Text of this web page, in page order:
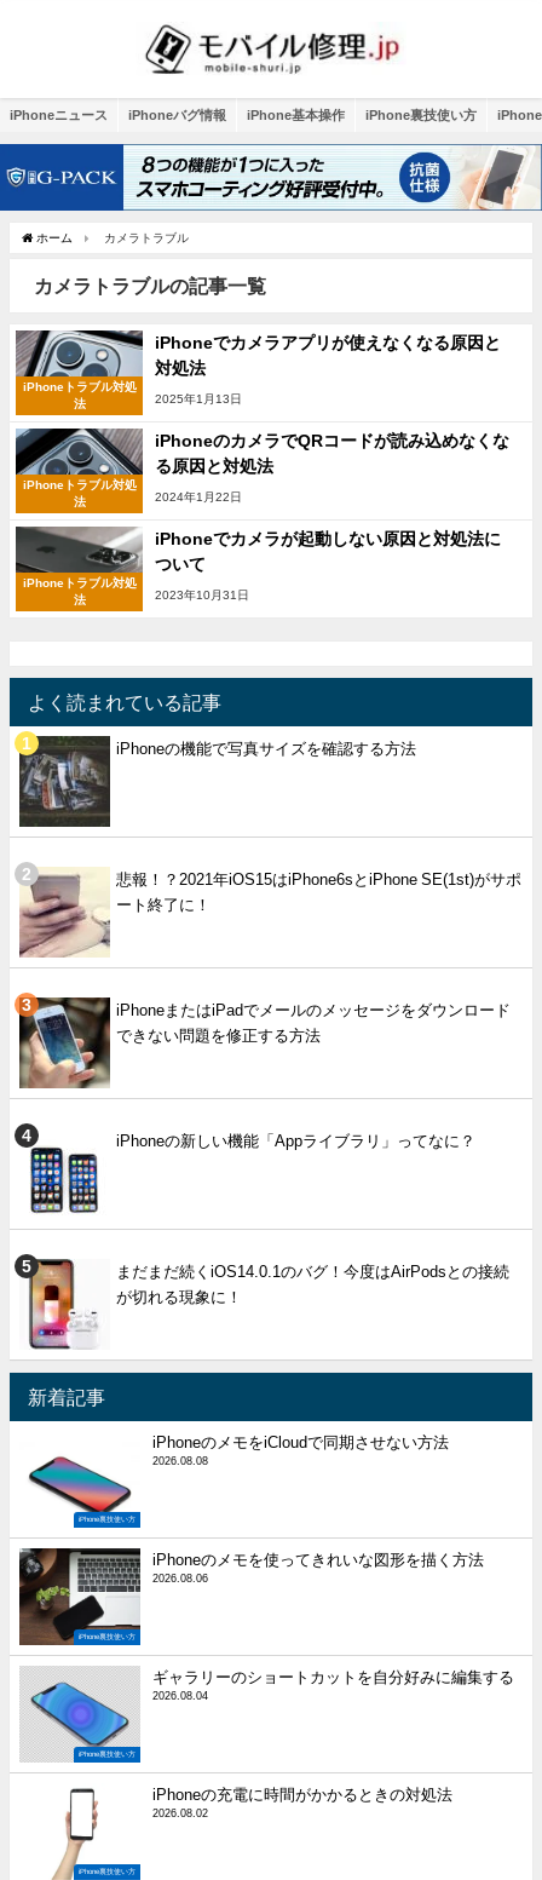
iPhoneニュース iPhoneバグ情報 iPhone基本操作 iPhone裏技使い方
ホーム カメラトラブル
カメラトラブルの記事一覧
iPhoneトラブル対処
法
iPhoneでカメラアプリが使えなくなる原因と
対処法
2025年1月13日
iPhoneトラブル対処
法
iPhoneのカメラでQRコードが読み込めなくな
る原因と対処法
2024年1月22日
iPhoneトラブル対処
法
iPhoneでカメラが起動しない原因と対処法に
ついて
2023年10月31日
よく読まれている記事
iPhoneの機能で写真サイズを確認する方法
悲報！？2021年iOS15はiPhone6sとiPhone SE(1st)がサポ
ート終了に！
iPhoneまたはiPadでメールのメッセージをダウンロード
できない問題を修正する方法
iPhoneの新しい機能「Appライブラリ」ってなに？
まだまだ続くiOS14.0.1のバグ！今度はAirPodsとの接続
が切れる現象に！
新着記事
iPhone裏技使い方
iPhoneのメモをiCloudで同期させない方法
2026.08.08
iPhone裏技使い方
iPhoneのメモを使ってきれいな図形を描く方法
2026.08.06
iPhone裏技使い方
ギャラリーのショートカットを自分好みに編集する
2026.08.04
iPhone裏技使い方
iPhoneの充電に時間がかかるときの対処法
2026.08.02